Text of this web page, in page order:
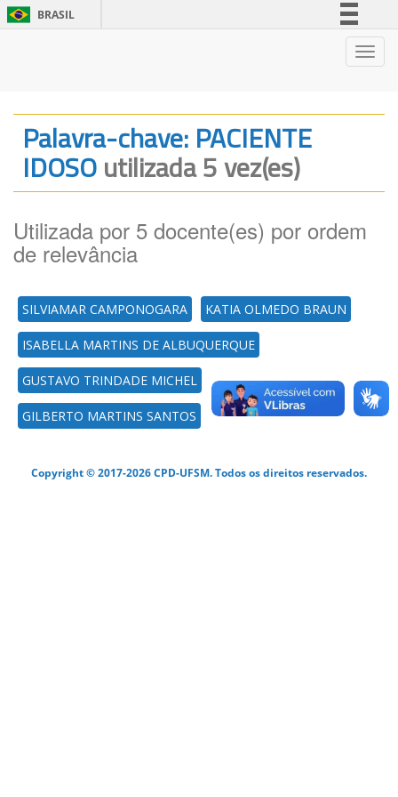
BRASIL
Legislação
Canais
Palavra-chave: PACIENTE
IDOSOutilizada 5 vez(es)
Utilizada por 5 docente(es) por ordem
de relevância
SILVIAMAR CAMPONOGARA KATIA OLMEDO BRAUN
ISABELLA MARTINS DE ALBUQUERQUE
GUSTAVO TRINDADE MICHEL
GILBERTO MARTINS SANTOS
Copyright © 2017-2026 CPD-UFSM. Todos os direitos reservados.